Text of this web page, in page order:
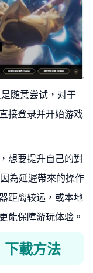
随意尝试，对于
接登录并开始游戏
想要提升自己的對
為延遲帶來的操作
距离较远，或本地
能保障游玩体验。
載方法